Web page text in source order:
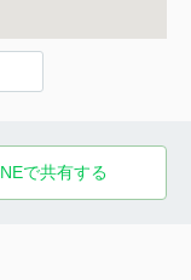
で共有する